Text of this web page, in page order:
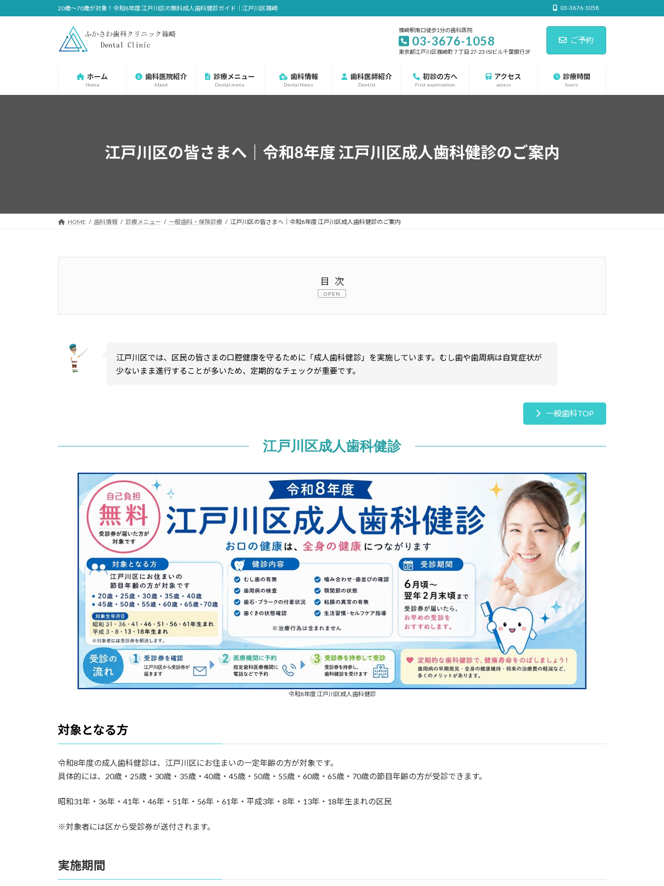
ン
ビ
20歳〜70歳が対象！令和8年度 江戸川区の無料成人歯科健診ガイド｜江戸川区篠崎 03-3676-1058
篠崎駅南口徒歩1分の歯科医院
03-3676-1058
東京都江戸川区篠崎町７丁目 27-23-ISIビル千葉銀行3F
ご予約
ホーム
Home
歯科医院紹介
About
診療メニュー
Dental menu
歯科情報
Dental News
歯科医師紹介
Dentist
初診の方へ
First examination
アクセス
access
診療時間
hours
江戸川区の皆さまへ｜令和8年度 江戸川区成人歯科健診のご案内
HOME 歯科情報 診療メニュー 一般歯科・保険診療 江戸川区の皆さまへ｜令和8年度 江戸川区成人歯科健診のご案内
目次
OPEN
実施期間
1.5.歯肉と歯周ポケットの評価基準
1.5.1. 表1：歯肉出血の判定基準
1.5.2.表2：歯周ポケットの判定基準
1.6.費用
1.7.受診方法
2.成人歯科健診を受けるメリット
2.1.1. 歯周病の早期発見
2.2.2. 治療費の削減
2.3.3. 健康寿命の延伸
4.まとめ
4.1. 関連記事
江戸川区では、区民の皆さまの口腔健康を守るために「成人歯科健診」を実施しています。むし歯や歯周病は自覚症状が
少ないまま進行することが多いため、定期的なチェックが重要です。
一般歯科TOP
江戸川区成人歯科健診
令和8年度 江戸川区成人歯科健診
対象となる方
令和8年度の成人歯科健診は、江戸川区にお住まいの一定年齢の方が対象です。
具体的には、20歳・25歳・30歳・35歳・40歳・45歳・50歳・55歳・60歳・65歳・70歳の節目年齢の方が受診できます。
昭和31年・36年・41年・46年・51年・56年・61年・平成3年・8年・13年・18年生まれの区民
※対象者には区から受診券が送付されます。
実施期間